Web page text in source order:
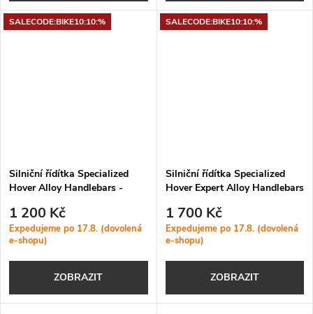
SALECODE:BIKE10:10:%
Silniční řídítka Specialized
Hover Alloy Handlebars -
1 200 Kč
Expedujeme po 17.8. (dovolená
e-shopu)
ZOBRAZIT
SALECODE:BIKE10:10:%
Silniční řídítka Specialized
Hover Expert Alloy Handlebars
1 700 Kč
Expedujeme po 17.8. (dovolená
e-shopu)
ZOBRAZIT